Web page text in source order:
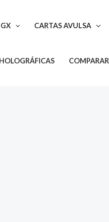
CARTAS AVULSA
COMPARAR